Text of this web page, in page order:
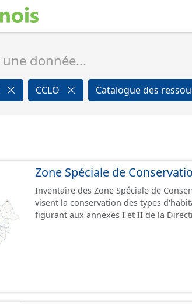
CCLO Catalogue des
Zone Spéciale de
Inventaire des Zone Spéciale de
visent la conservation des types
figurant aux annexes I et II de la